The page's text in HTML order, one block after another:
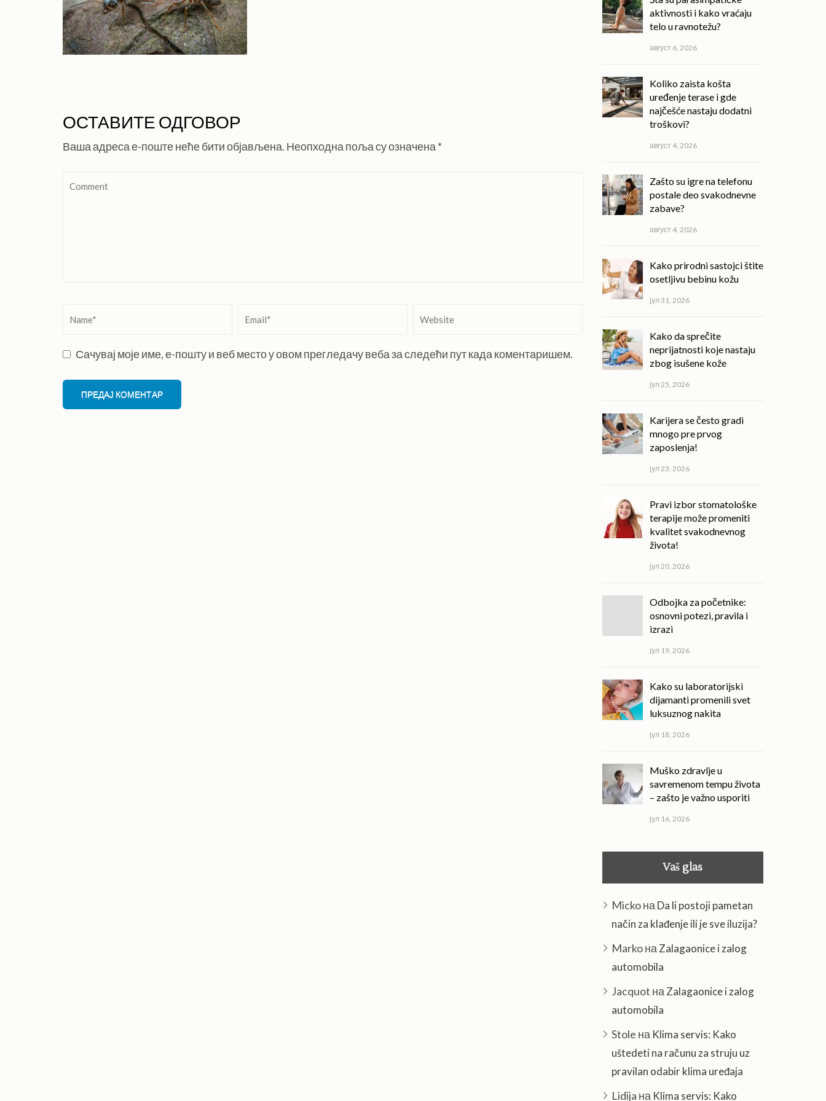
ОСТАВИТЕ ОДГОВОР
Ваша адреса е-поште неће бити објављена. Неопходна поља су означена *
Comment
Сачувај моје име, е-пошту и веб место у овом прегледачу веба за следећи пут када коментаришем.
aktivnosti i kako vraćaju
telo u ravnotežu?
август 6, 2026
Koliko zaista košta
uređenje terase i gde
najčešće nastaju dodatni
troškovi?
август 4, 2026
Zašto su igre na telefonu
postale deo svakodnevne
zabave?
август 4, 2026
Kako prirodni sastojci štite
osetljivu bebinu kožu
јул 31, 2026
Kako da sprečite
neprijatnosti koje nastaju
zbog isušene kože
јул 25, 2026
Karijera se često gradi
mnogo pre prvog
zaposlenja!
јул 23, 2026
Pravi izbor stomatološke
terapije može promeniti
kvalitet svakodnevnog
života!
јул 20, 2026
Odbojka za početnike:
osnovni potezi, pravila i
izrazi
јул 19, 2026
Kako su laboratorijski
dijamanti promenili svet
luksuznog nakita
јул 18, 2026
Muško zdravlje u
savremenom tempu života
– zašto je važno usporiti
јул 16, 2026
Vaš glas
Mickoна Da li postoji pametan
način za klađenje ili je sve iluzija?
Markoна Zalagaonice i zalog
automobila
Jacquot на Zalagaonice i zalog
automobila
Stole на Klima servis: Kako
uštedeti na računu za struju uz
pravilan odabir klima uređaja
Lidija на Klima servis: Kako